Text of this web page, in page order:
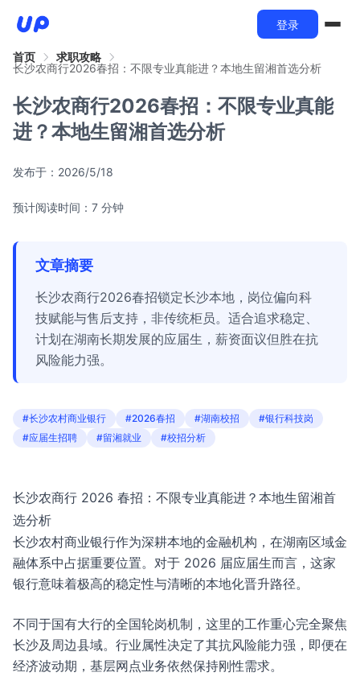
登录
首页
求职攻略
长沙农商行2026春招：不限专业真能进？本地生留湘首选分析
长沙农商行2026春招：不限专业真能
进？本地生留湘首选分析
发布于： 2026/5/18
预计阅读时间：7 分钟
文章摘要
长沙农商行2026春招锁定长沙本地，岗位偏向科
技赋能与售后支持，非传统柜员。适合追求稳定、
计划在湖南长期发展的应届生，薪资面议但胜在抗
风险能力强。
#长沙农村商业银行 #2026春招 #湖南校招
#银行科技岗
#应届生招聘
#留湘就业 #校招分析
长沙农商行 2026 春招：不限专业真能进？本地生留湘首
选分析
长沙农村商业银行作为深耕本地的金融机构，在湖南区域金
融体系中占据重要位置。对于 2026 届应届生而言，这家
银行意味着极高的稳定性与清晰的本地化晋升路径。
不同于国有大行的全国轮岗机制，这里的工作重心完全聚焦
长沙及周边县域。行业属性决定了其抗风险能力强，即便在
经济波动期，基层网点业务依然保持刚性需求。